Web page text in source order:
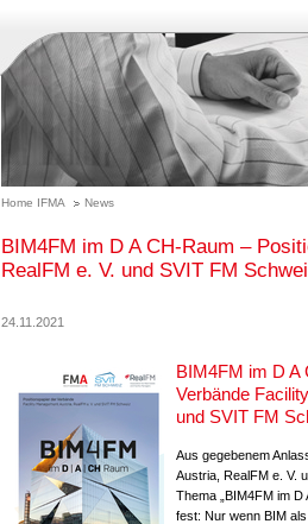
Home IFMA News
BIM4FM im D A CH-Raum –
RealFM e. V. und SVIT FM
24.11.2021
BIM4FM im D A
Verbände
und SVIT FM
Aus gegebenem
Austria, RealFM e. V.
Thema „BIM4FM im
fest: Nur wenn BIM